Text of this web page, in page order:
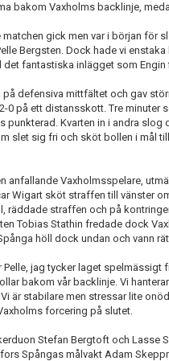
bakom Vaxholms backlinje,
gick men var i början för
Bergsten. Dock hade vi
fantastiska inlägget som Engin
på defensiva mittfältet och gav
0 på ett distansskott. Tre minuter
punkterad. Kvarten in i andra slog
slet sig fri och sköt bollen i mål
anfallande Vaxholmsspelare,
Wigart sköt straffen till vänster
räddade straffen och på
Tobias Stathin fredade dock
höll dock undan och vann
Pelle, jag tycker laget
bakom vår backlinje. Vi
är stabilare men stressar lite
forcering på slutet.
Stefan Bergtoft och Lasse
Spångas målvakt Adam